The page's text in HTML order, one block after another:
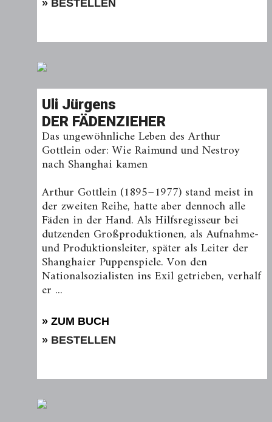
» BESTELLEN
Uli Jürgens
DER FÄDENZIEHER
Das ungewöhnliche Leben des Arthur
Gottlein oder: Wie Raimund und Nestroy
nach Shanghai kamen
Arthur Gottlein (1895−1977) stand meist in
der zweiten Reihe, hatte aber dennoch alle
Fäden in der Hand. Als Hilfsregisseur bei
dutzenden Großproduktionen, als Aufnahme-
und Produktionsleiter, später als Leiter der
Shanghaier Puppenspiele. Von den
Nationalsozialisten ins Exil getrieben, verhalf
er ...
» ZUM BUCH
» BESTELLEN